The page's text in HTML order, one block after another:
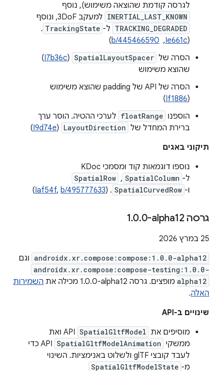
לגרסה קודמת שהוצאה משימוש), נוסף
INERTIAL_LAST_KNOWN למעקב 3DoF, ונוסף
TRACKING_DEGRADED ל- TrackingState
.
(
Ie661c
, ‏
b/445466590
)
הסרה של SpatialLayoutSpacer
(
I7b36c
)
שהוצא משימוש
הסרה של API של padding שהוצא משימוש
(
If1886
)
הוספנו floatRange לערכי ההטיה. הוסר ערך
ברירת המחדל של LayoutDirection
(
I9d74e
)
תיקוני באגים
נוספו דוגמאות קוד ומסמכי KDoc
ל- SpatialColumn
,‏
SpatialRow
ו- SpatialCurvedRow
. ‫(
Iaf54f, b/495777633
)
גרסה ‎1 .0.0-alpha12
‫25 במרץ 2026
androidx.xr.compose:compose:1.0.0-alpha12 וגם
androidx.xr.compose:compose-testing:1.0.0-
alpha12 מופצים. גרסה ‎1.0.0-alpha12 מכילה את
השמירות
האלה.
שינויים ב-API
מוסיפים את SpatialGltfModel
API ואת
ממשקי SpatialGltfModelAnimation
API כדי
לעבד קובצי glTF ולשלוט באנימציות. השינוי
מ- SpatialGltfModelState